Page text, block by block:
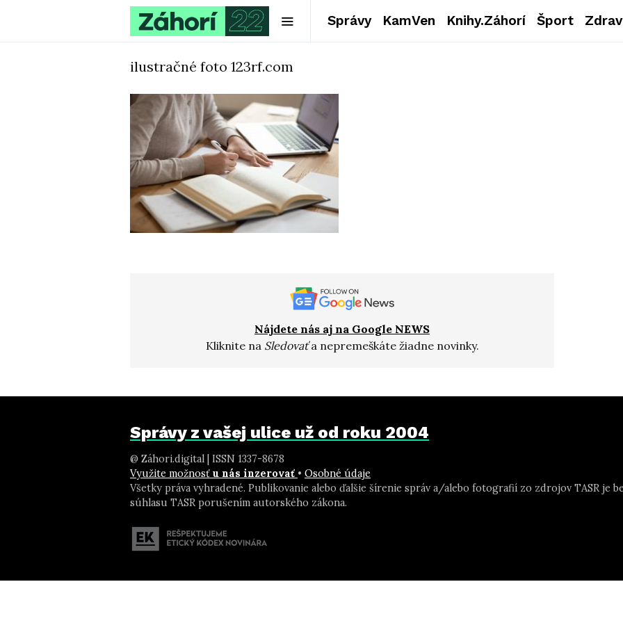
Správy KamVen Knihy.Záhorí Šport
ilustračné foto 123rf.com
Nájdete nás aj na Google NEWS
Kliknite na Sledovaťa nepremeškáte žiadne novinky.
Správy z vašej ulice už od roku 2004
@ Záhori.digital | ISSN 1337-8678
Využite možnosť u nás inzerovať • Osobné údaje
Všetky práva vyhradené. Publikovanie alebo ďalšie šírenie správ a/alebo fotografií zo zdrojov TASR je
súhlasu TASR porušením autorského zákona.